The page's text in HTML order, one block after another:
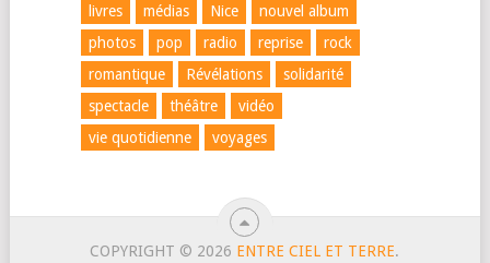
livres
médias Nice
nouvel album
photos
pop radio reprise
rock
romantique
Révélations
solidarité
spectacle
théâtre
vidéo
vie quotidienne
voyages
COPYRIGHT © 2026 ENTRE CIEL ET TERRE.